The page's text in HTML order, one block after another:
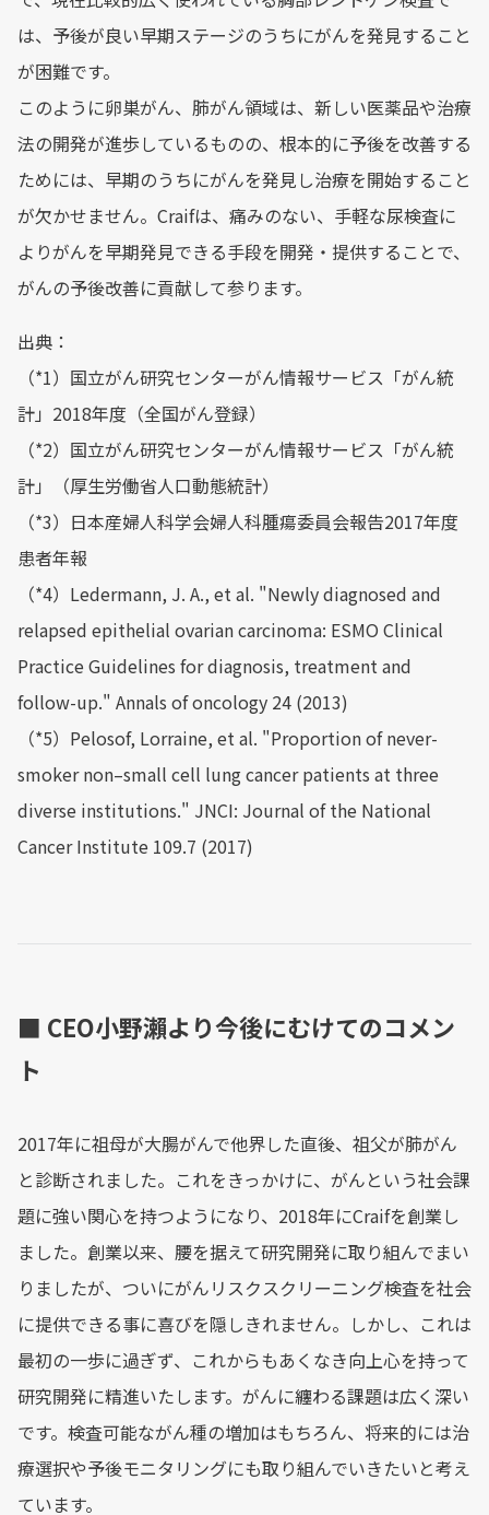
は、予後が良い早期ステージのうちにがんを発見すること
が困難です。
このように卵巣がん、肺がん領域は、新しい医薬品や治療
法の開発が進歩しているものの、根本的に予後を改善する
ためには、早期のうちにがんを発見し治療を開始すること
が欠かせません。Craifは、痛みのない、手軽な尿検査に
よりがんを早期発見できる手段を開発・提供することで、
がんの予後改善に貢献して参ります。
出典：
（*1）国立がん研究センターがん情報サービス「がん統
計」2018年度（全国がん登録）
（*2）国立がん研究センターがん情報サービス「がん統
計」（厚生労働省人口動態統計）
（*3）日本産婦人科学会婦人科腫瘍委員会報告2017年度
患者年報
（*4）Ledermann, J. A., et al. "Newly diagnosed and
relapsed epithelial ovarian carcinoma: ESMO Clinical
Practice Guidelines for diagnosis, treatment and
follow-up." Annals of oncology 24 (2013)
（*5）Pelosof, Lorraine, et al. "Proportion of never-
smoker non–small cell lung cancer patients at three
diverse institutions." JNCI: Journal of the National
Cancer Institute 109.7 (2017)
■ CEO小野瀨より今後にむけてのコメン
ト
2017年に祖母が大腸がんで他界した直後、祖父が肺がん
と診断されました。これをきっかけに、がんという社会課
題に強い関心を持つようになり、2018年にCraifを創業し
ました。創業以来、腰を据えて研究開発に取り組んでまい
りましたが、ついにがんリスクスクリーニング検査を社会
に提供できる事に喜びを隠しきれません。しかし、これは
最初の一歩に過ぎず、これからもあくなき向上心を持って
研究開発に精進いたします。がんに纏わる課題は広く深い
です。検査可能ながん種の増加はもちろん、将来的には治
療選択や予後モニタリングにも取り組んでいきたいと考え
ています。